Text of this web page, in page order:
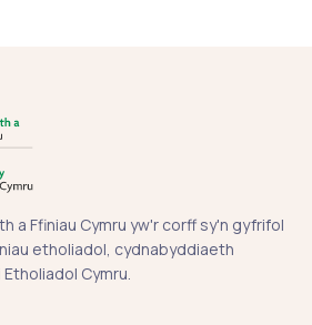
a Ffiniau Cymru yw'r corff sy'n gyfrifol
etholiadol, cydnabyddiaeth
Cymru.